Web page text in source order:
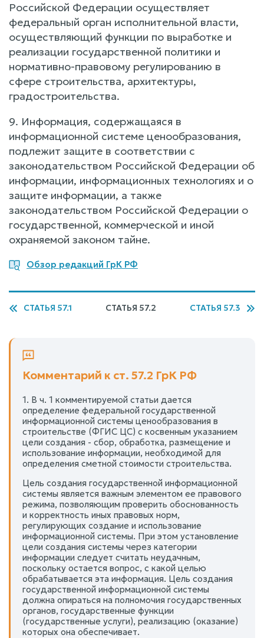
Российской Федерации осуществляет
федеральный орган исполнительной власти,
осуществляющий функции по выработке и
реализации государственной политики и
нормативно-правовому регулированию в
сфере строительства, архитектуры,
градостроительства.
9. Информация, содержащаяся в
информационной системе ценообразования,
подлежит защите в соответствии с
законодательством Российской Федерации об
информации, информационных технологиях и о
защите информации, а также
законодательством Российской Федерации о
государственной, коммерческой и иной
охраняемой законом тайне.
Обзор редакций ГрК РФ
СТАТЬЯ 57.1 СТАТЬЯ 57.2 СТАТЬЯ 57.3
Комментарий к ст. 57.2 ГрК РФ
1. В ч. 1 комментируемой статьи дается
определение федеральной государственной
информационной системы ценообразования в
строительстве (ФГИС ЦС) с косвенным указанием
цели создания - сбор, обработка, размещение и
использование информации, необходимой для
определения сметной стоимости строительства.
Цель создания государственной информационной
системы является важным элементом ее правового
режима, позволяющим проверить обоснованность
и корректность иных правовых норм,
регулирующих создание и использование
информационной системы. При этом установление
цели создания системы через категории
информации следует считать неудачным,
поскольку остается вопрос, с какой целью
обрабатывается эта информация. Цель создания
государственной информационной системы
должна опираться на полномочия государственных
органов, государственные функции
(государственные услуги), реализацию (оказание)
которых она обеспечивает.